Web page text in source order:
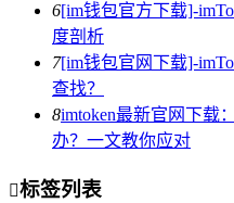
6[im钱包官方下载]-
度剖析
7[im钱包官网下载]-
查找？
8imtoken最新官网下载
办？一文教你应对
标签列表